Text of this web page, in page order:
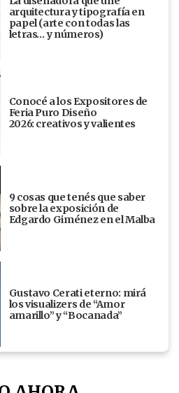
arquitectura y tipografía en
papel (arte con todas las
letras… y números)
Conocé a los Expositores de
Feria Puro Diseño
2026: creativos y valientes
9 cosas que tenés que saber
sobre la exposición de
Edgardo Giménez en el Malba
Gustavo Cerati eterno: mirá
los visualizers de “Amor
amarillo” y “Bocanada”